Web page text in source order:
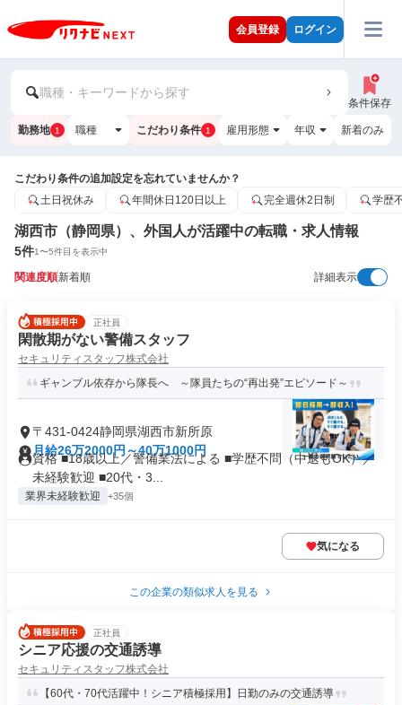
会員登録 ログイン
職種・キーワードから探す
条件保存
勤務地 1 職種 こだわり条件 1 雇用形態 年収 新着のみ
こだわり条件の追加設定を忘れていませんか？
土日祝休み
年間休日120日以上 完全週休2日制 学歴
湖西市（静岡県）、外国人が活躍中の転職・求人情報
5件1〜5件目を表示中
関連度順新着順 詳細表示
正社員
閑散期がない警備スタッフ
セキュリティスタッフ株式会社
ギャンブル依存から隊長へ ～隊員たちの“再出発”エピソード～
〒431-0424静岡県湖西市新所原
月給26万2000円～40万1000円
資格 ■18歳以上／警備業法による ■学歴不問（中退もOK）／
未経験歓迎 ■20代・3...
業界未経験歓迎 +35個
気になる
この企業の類似求人を見る
正社員
シニア応援の交通誘導
セキュリティスタッフ株式会社
【60代・70代活躍中！シニア積極採用】日勤のみの交通誘導